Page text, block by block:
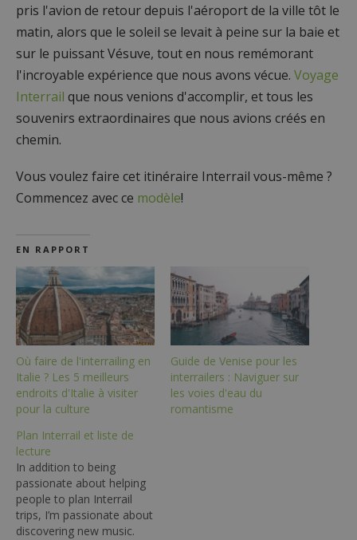
pris l'avion de retour depuis l'aéroport de la ville tôt le
matin, alors que le soleil se levait à peine sur la baie et
sur le puissant Vésuve, tout en nous remémorant
l'incroyable expérience que nous avons vécue. Voyage
Interrail que nous venions d'accomplir, et tous les
souvenirs extraordinaires que nous avions créés en
chemin.
Vous voulez faire cet itinéraire Interrail vous-même ?
Commencez avec ce modèle!
EN RAPPORT
Où faire de l'interrailing en
Italie ? Les 5 meilleurs
endroits d'Italie à visiter
pour la culture
Guide de Venise pour les
interrailers : Naviguer sur
les voies d'eau du
romantisme
Plan Interrail et liste de
lecture
In addition to being
passionate about helping
people to plan Interrail
trips, I’m passionate about
discovering new music.